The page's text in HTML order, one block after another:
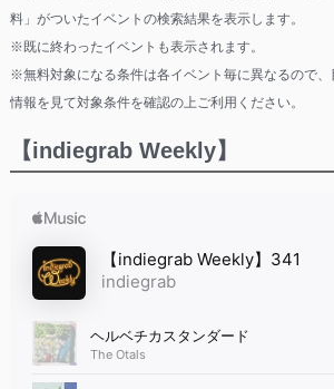
料」がついたイベントの検索結果を表示します。
※既に終わったイベントも表示されます。
※無料対象になる条件は各イベント毎に異なるので
情報を見て対象条件を確認の上ご利用ください。
【indiegrab Weekly】